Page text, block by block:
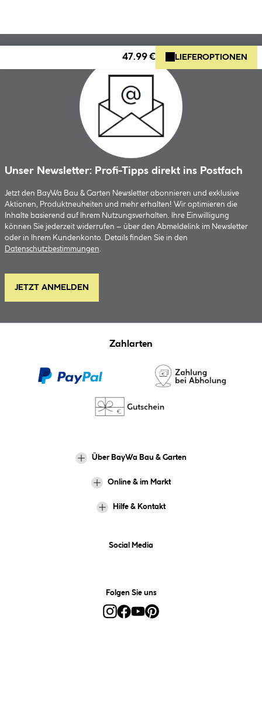
47.99 € LIEFEROPTIONEN
Unser Newsletter: Profi-Tipps direkt ins Postfach
Jetzt den BayWa Bau & Garten Newsletter abonnieren und exklusive
Aktionen, Produktneuheiten und mehr erhalten! Wir optimieren die
Inhalte basierend auf Ihrem Nutzungsverhalten. Ihre Einwilligung
können Sie jederzeit widerrufen – über den Abmeldelink im Newsletter
oder in Ihrem Kundenkonto. Details finden Sie in den
Datenschutzbestimmungen.
JETZT ANMELDEN
Zahlarten
Über BayWa Bau & Garten
Online & im Markt
Hilfe & Kontakt
Social Media
Folgen Sie uns